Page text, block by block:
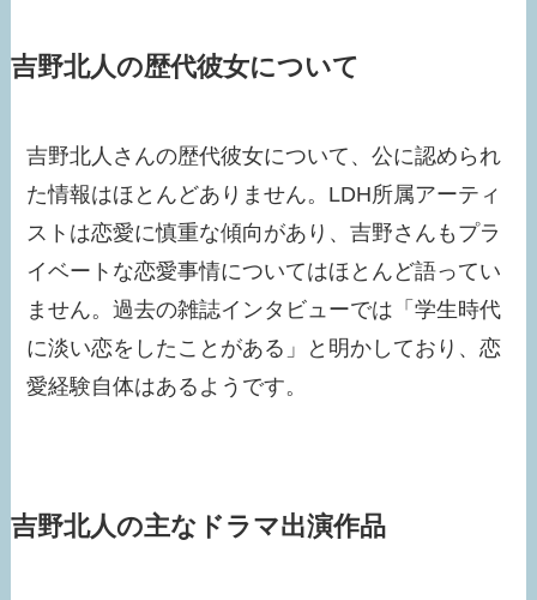
吉野北人の歴代彼女について
吉野北人さんの歴代彼女について、公に認められ
た情報はほとんどありません。LDH所属アーティ
ストは恋愛に慎重な傾向があり、吉野さんもプラ
イベートな恋愛事情についてはほとんど語ってい
ません。過去の雑誌インタビューでは「学生時代
に淡い恋をしたことがある」と明かしており、恋
愛経験自体はあるようです。​
吉野北人の主なドラマ出演作品